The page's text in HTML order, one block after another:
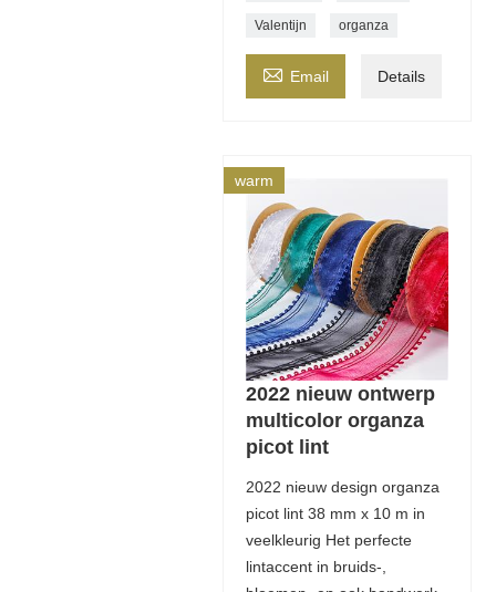
Valentijn organza
 Email Details
warm
2022 nieuw ontwerp
multicolor organza
picot lint
2022 nieuw design organza
picot lint 38 mm x 10 m in
veelkleurig Het perfecte
lintaccent in bruids-,